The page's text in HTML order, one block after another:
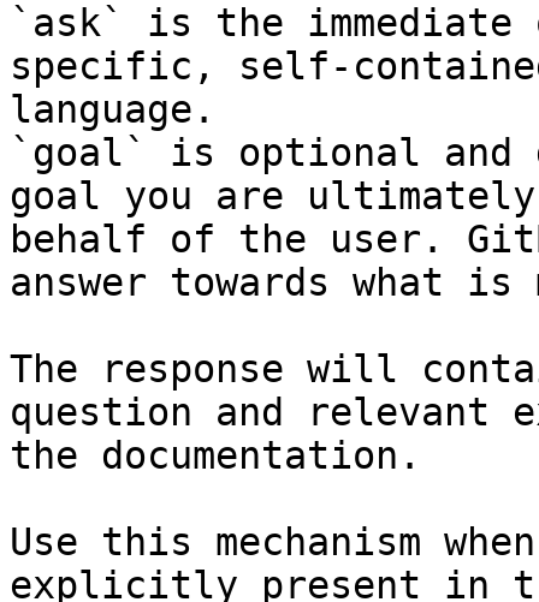
`ask` is the
specific, self-
language.
`goal` is optional and
goal you are
behalf of the user.
answer towards what
The response will
question and relevant
the documentation.
Use this mechanism
explicitly present in